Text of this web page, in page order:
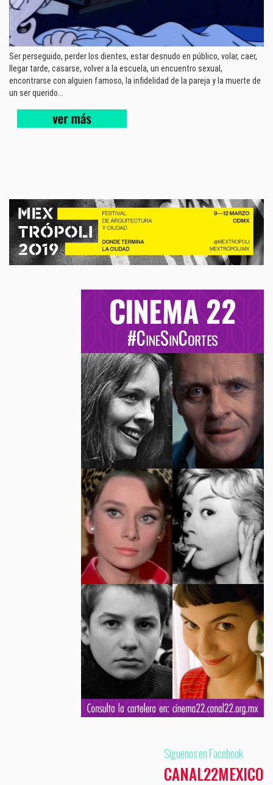
Ser perseguido, perder los dientes, estar desnudo en público, volar, caer,
llegar tarde, casarse, volver a la escuela, un encuentro sexual,
encontrarse con alguien famoso, la infidelidad de la pareja y la muerte de
un ser querido...
Síguenos en Facebook
CANAL22MEXICO